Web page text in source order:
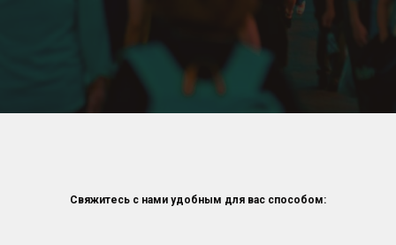
Свяжитесь с нами удобным для вас способом: